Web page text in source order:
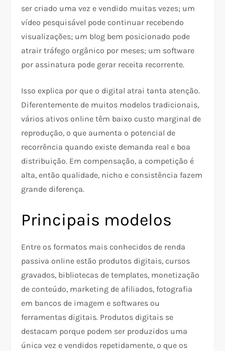
ser criado uma vez e vendido muitas vezes; um
vídeo pesquisável pode continuar recebendo
visualizações; um blog bem posicionado pode
atrair tráfego orgânico por meses; um software
por assinatura pode gerar receita recorrente.​
Isso explica por que o digital atrai tanta atenção.
Diferentemente de muitos modelos tradicionais,
vários ativos online têm baixo custo marginal de
reprodução, o que aumenta o potencial de
recorrência quando existe demanda real e boa
distribuição. Em compensação, a competição é
alta, então qualidade, nicho e consistência fazem
grande diferença.​
Principais modelos
Entre os formatos mais conhecidos de renda
passiva online estão produtos digitais, cursos
gravados, bibliotecas de templates, monetização
de conteúdo, marketing de afiliados, fotografia
em bancos de imagem e softwares ou
ferramentas digitais. Produtos digitais se
destacam porque podem ser produzidos uma
única vez e vendidos repetidamente, o que os